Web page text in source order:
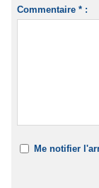
Commentaire * :
Me notifier